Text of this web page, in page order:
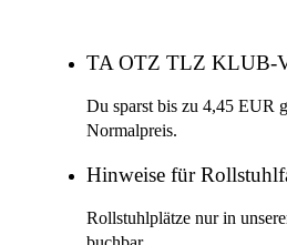
TA OTZ TLZ KLUB-
Du sparst bis zu 4,45 EUR
Normalpreis.
Hinweise für
Rollstuhlplätze nur in